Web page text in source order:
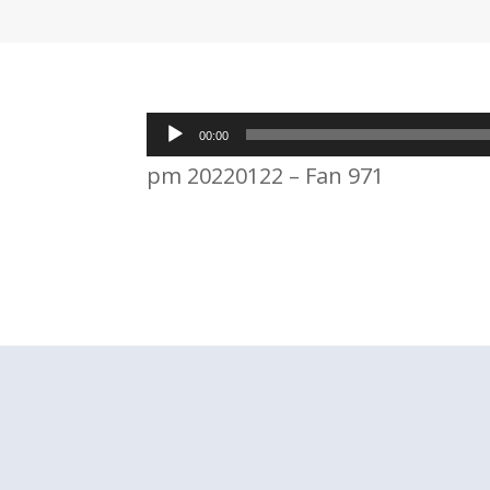
Lecteur
audio
00:00
pm 20220122 – Fan 971